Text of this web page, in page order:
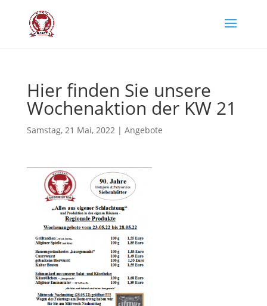
Hier fin­den Sie unse­re
Wochen­ak­ti­on der KW 21
Samstag, 21 Mai, 2022| Angebote